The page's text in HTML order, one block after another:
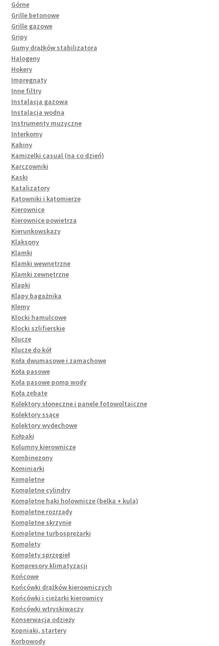
Górne
Grille betonowe
Grille gazowe
Gripy
Gumy drążków stabilizatora
Halogeny
Hokery
Impregnaty
Inne filtry
Instalacja gazowa
Instalacja wodna
Instrumenty muzyczne
Interkomy
Kabiny
Kamizelki casual (na co dzień)
Karczowniki
Kaski
Katalizatory
Kątowniki i kątomierze
Kierownice
Kierownice powietrza
Kierunkowskazy
Klaksony
Klamki
Klamki wewnętrzne
Klamki zewnętrzne
Klapki
Klapy bagażnika
Klemy
Klocki hamulcowe
Klocki szlifierskie
Klucze
Klucze do kół
Koła dwumasowe i zamachowe
Koła pasowe
Koła pasowe pomp wody
Koła zębate
Kolektory słoneczne i panele fotowoltaiczne
Kolektory ssące
Kolektory wydechowe
Kołpaki
Kolumny kierownicze
Kombinezony
Kominiarki
Kompletne
Kompletne cylindry
Kompletne haki holownicze (belka + kula)
Kompletne rozrządy
Kompletne skrzynie
Kompletne turbosprężarki
Komplety
Komplety sprzęgieł
Kompresory klimatyzacji
Końcowe
Końcówki drążków kierowniczych
Końcówki i ciężarki kierownicy
Końcówki wtryskiwaczy
Konserwacja odzieży
Kopniaki, startery
Korbowody